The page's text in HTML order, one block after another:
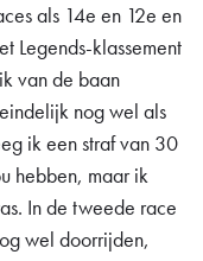
als 14e en 12e en
Legends-klassement
van de baan
nog wel als
ik een straf van 30
hebben, maar ik
In de tweede race
wel doorrijden,